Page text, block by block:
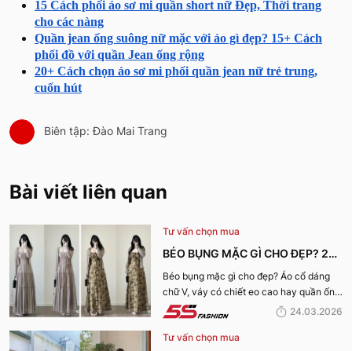
15 Cách phối áo sơ mi quần short nữ Đẹp, Thời trang
cho các nàng
Quần jean ống suông nữ mặc với áo gì đẹp? 15+ Cách
phối đồ với quần Jean ống rộng
20+ Cách chọn áo sơ mi phối quần jean nữ trẻ trung,
cuốn hút
Biên tập: Đào Mai Trang
Bài viết liên quan
Tư vấn chọn mua
BÉO BỤNG MẶC GÌ CHO ĐẸP? 29+
OUTFIT CHE BỤNG, HACK DÁNG
CHO NÀNG
Béo bụng mặc gì cho đẹp? Áo cổ dáng
chữ V, váy có chiết eo cao hay quần ống
rộng cạp cao là lựa chọn tuyệt vời. 5S
để tạo outfit tuyệt nhất.
24.03.2026
Tư vấn chọn mua